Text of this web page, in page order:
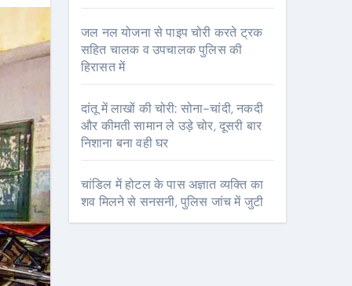
जल नल योजना से पाइप चोरी करते ट्रक
सहित चालक व उपचालक पुलिस की
हिरासत में
दांतू में लाखों की चोरी: सोना-चांदी, नकदी
और कीमती सामान ले उड़े चोर, दूसरी बार
निशाना बना वही घर
चांडिल में होटल के पास अज्ञात व्यक्ति का
शव मिलने से सनसनी, पुलिस जांच में जुटी